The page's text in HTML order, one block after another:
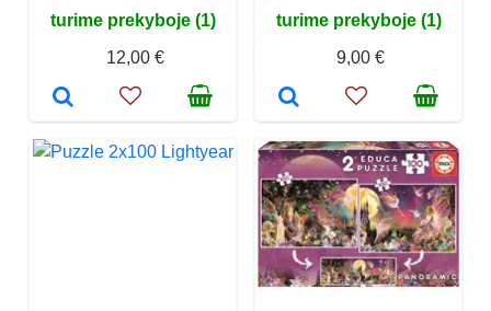
turime prekyboje (1)
12,00 €
turime prekyboje (1)
9,00 €